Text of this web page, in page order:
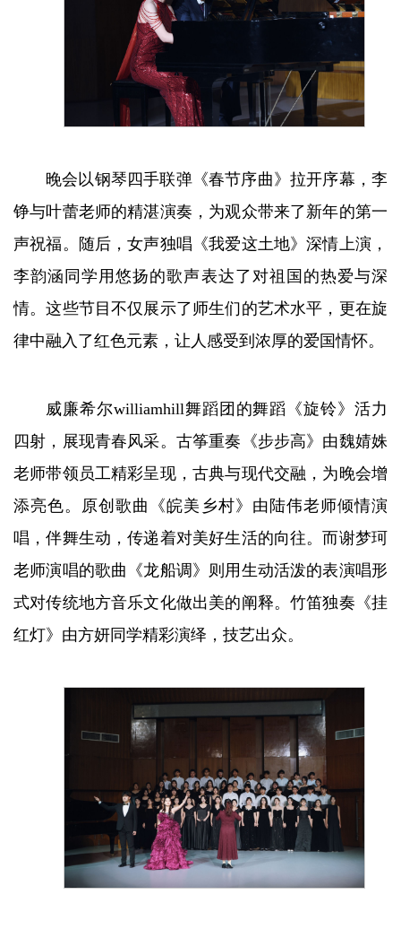
晚会以钢琴四手联弹《春节序曲》拉开序幕，李
铮与叶蕾老师的精湛演奏，为观众带来了新年的第一
声祝福。随后，女声独唱《我爱这土地》深情上演，
李韵涵同学用悠扬的歌声表达了对祖国的热爱与深
情。这些节目不仅展示了师生们的艺术水平，更在旋
律中融入了红色元素，让人感受到浓厚的爱国情怀。
威廉希尔williamhill舞蹈团的舞蹈《旋铃》活力
四射，展现青春风采。古筝重奏《步步高》由魏婧姝
老师带领员工精彩呈现，古典与现代交融，为晚会增
添亮色。原创歌曲《皖美乡村》由陆伟老师倾情演
唱，伴舞生动，传递着对美好生活的向往。而谢梦珂
老师演唱的歌曲《龙船调》则用生动活泼的表演唱形
式对传统地方音乐文化做出美的阐释。竹笛独奏《挂
红灯》由方妍同学精彩演绎，技艺出众。